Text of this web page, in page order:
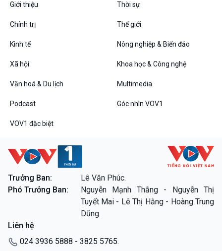
VOV1 đặc biệt
Thanh âm ký sự
Các chương trình đặc biệt
Giới thiệu Thời sự
Chính trị Thế giới
Kinh tế Nông nghiệp & Biển đảo
Xã hội Khoa học & Công nghệ
Văn hoá & Du lịch Multimedia
Podcast Góc nhìn VOV1
VOV1 đặc biệt
Trưởng Ban:
Lê Văn Phúc.
Phó Trưởng Ban:
Nguyễn Mạnh Thắng - Nguyễn Thị
Tuyết Mai - Lê Thị Hằng - Hoàng Trung
Dũng.
Liên hệ
024 3936 5888 - 3825 5765.